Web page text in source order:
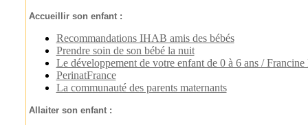
Accueillir son enfant :
Recommandations IHAB amis des bébés
Prendre soin de son bébé la nuit
Le développement de votre enfant de 0 à 6 ans /
PerinatFrance
La communauté des parents maternants
Allaiter son enfant :